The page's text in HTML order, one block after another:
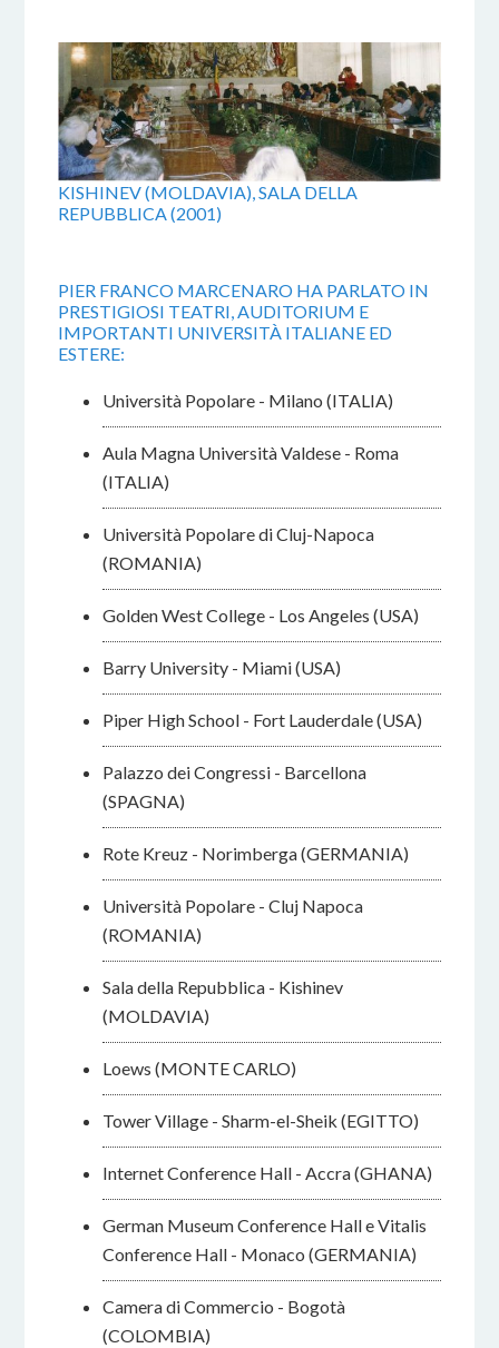
KISHINEV (MOLDAVIA), SALA DELLA
REPUBBLICA (2001)
PIER FRANCO MARCENARO HA PARLATO IN
PRESTIGIOSI TEATRI, AUDITORIUM E
IMPORTANTI UNIVERSITÀ ITALIANE ED
ESTERE:
Università Popolare - Milano (ITALIA)
Aula Magna Università Valdese - Roma
(ITALIA)
Università Popolare di Cluj-Napoca
(ROMANIA)
Golden West College - Los Angeles (USA)
Barry University - Miami (USA)
Piper High School - Fort Lauderdale (USA)
Palazzo dei Congressi - Barcellona
(SPAGNA)
Rote Kreuz - Norimberga (GERMANIA)
Università Popolare - Cluj Napoca
(ROMANIA)
Sala della Repubblica - Kishinev
(MOLDAVIA)
Loews (MONTE CARLO)
Tower Village - Sharm-el-Sheik (EGITTO)
Internet Conference Hall - Accra (GHANA)
German Museum Conference Hall e Vitalis
Conference Hall - Monaco (GERMANIA)
Camera di Commercio - Bogotà
(COLOMBIA)